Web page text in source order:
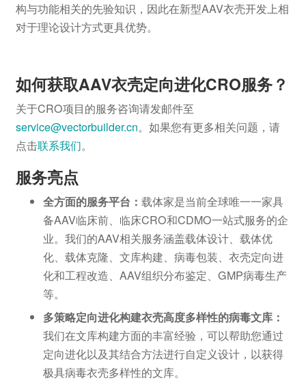
构与功能相关的先验知识，因此在新型AAV衣壳开发上相
对于理论设计方式更具优势。
如何获取AAV衣壳定向进化CRO服务？
关于CRO项目的服务咨询请发邮件至
service@vectorbuilder.cn。如果您有更多相关问题，请
点击联系我们。
服务亮点
全方面的服务平台： 载体家是当前全球唯一一家具
备AAV临床前、临床CRO和CDMO一站式服务的企
业。我们的AAV相关服务涵盖载体设计、载体优
化、载体克隆、文库构建、病毒包装、衣壳定向进
化和工程改造、AAV组织分布鉴定、GMP病毒生产
等。
多策略定向进化构建衣壳高度多样性的病毒文库：
我们在文库构建方面的丰富经验，可以帮助您通过
定向进化以及其结合方法进行自定义设计，以获得
极具病毒衣壳多样性的文库。